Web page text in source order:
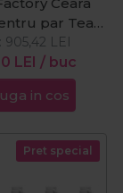
par Tea
Matte Clay
Brici clasic
inoxidabil cu
Cut negru +
de tuns
LEI / buc
905,42 LEI
in cos
Pret special